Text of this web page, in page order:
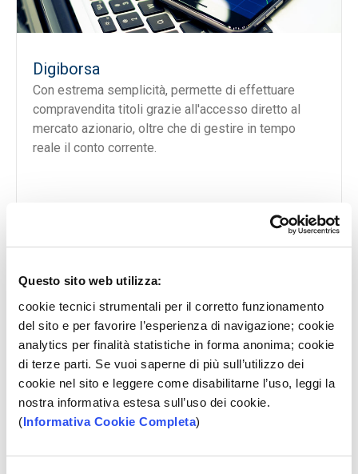
Questo sito web utilizza:
cookie tecnici strumentali per il corretto funzionamento
del sito e per favorire l’esperienza di navigazione; cookie
analytics per finalità statistiche in forma anonima; cookie
di terze parti. Se vuoi saperne di più sull’utilizzo dei
cookie nel sito e leggere come disabilitarne l’uso, leggi la
nostra informativa estesa sull’uso dei cookie.
(Informativa Cookie Completa)
Digiborsa
Con estrema semplicità, permette di effettuare
compravendita titoli grazie all'accesso diretto al
mercato azionario, oltre che di gestire in tempo
reale il conto corrente.
SCOPRI
Con il servizio di messaggistica, in completa